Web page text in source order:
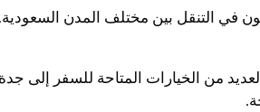
في التنقل بين مختلف المدن
من الخيارات المتاحة للسفر إلى